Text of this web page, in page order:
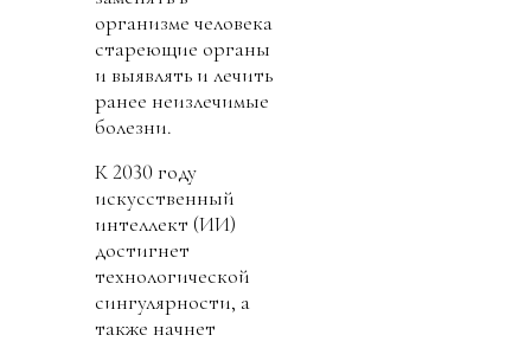
организме человека
стареющие органы
и выявлять и лечить
ранее неизлечимые
болезни.
К 2030 году
искусственный
интеллект (ИИ)
достигнет
технологической
сингулярности, а
также начнет